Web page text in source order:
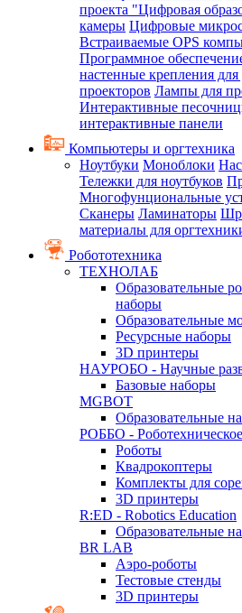
проекта "Цифровая
камеры Цифровые
Встраиваемые OPS
Программное
настенные крепления
проекторов Лампы для
Интерактивные
интерактивные панели
Компьютеры и оргтехника
Ноутбуки Моноблоки
Тележки для ноутбуков
Многофунциональные
Сканеры Ламинаторы
материалы для
Робототехника
ТЕХНОЛАБ
Образовательные
наборы
Образовательные
Ресурсные наборы
3D принтеры
НАУРОБО - Научные
Базовые наборы
MGBOT
Образовательные
РОББО -
Роботы
Квадрокоптеры
Комплекты для
3D принтеры
R:ED - Robotics Education
Образовательные
BR LAB
Аэро-роботы
Тестовые стенды
3D принтеры